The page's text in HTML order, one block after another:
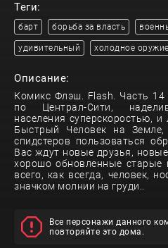
Теги:
барт борьба за власть
удивительный холодное оружие
Описание:
Комикс Флэш. Flash. Часть
по Централ-Сити,
населения суперскоростью,
Быстрый Человек на Земле,
спидстеров пользоваться
Вас ждут новые друзья,
хорошо обновленные старые
всего, как всегда, человек,
значком молнии на груди..
Все персонажи данного
повторяйте это дома.